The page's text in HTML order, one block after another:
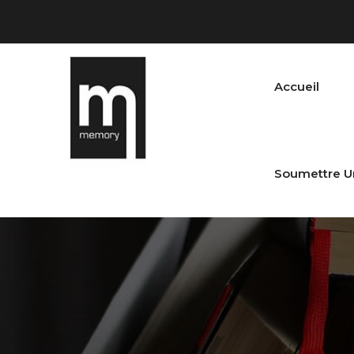
Accueil
Soumettre